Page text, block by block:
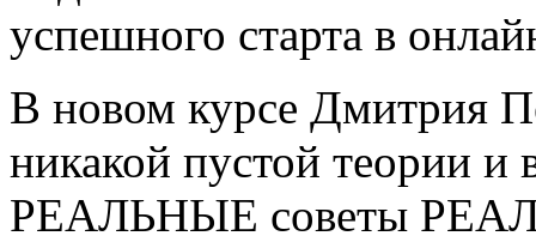
успешного старта в
В новом курсе Дмитрия
никакой пустой теории
РЕАЛЬНЫЕ советы